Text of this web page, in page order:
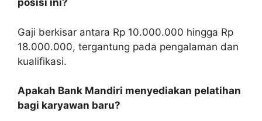
posisi ini?
Gaji berkisar antara Rp 10.000.000 hingga Rp
18.000.000, tergantung pada pengalaman dan
kualifikasi.
Apakah Bank Mandiri menyediakan pelatihan
bagi karyawan baru?